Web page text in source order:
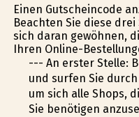
Einen Gutscheincode
Beachten Sie diese
sich daran gewöhnen,
Ihren Online-
--- An erster Stelle:
und surfen Sie
um sich alle Shops,
Sie benötigen